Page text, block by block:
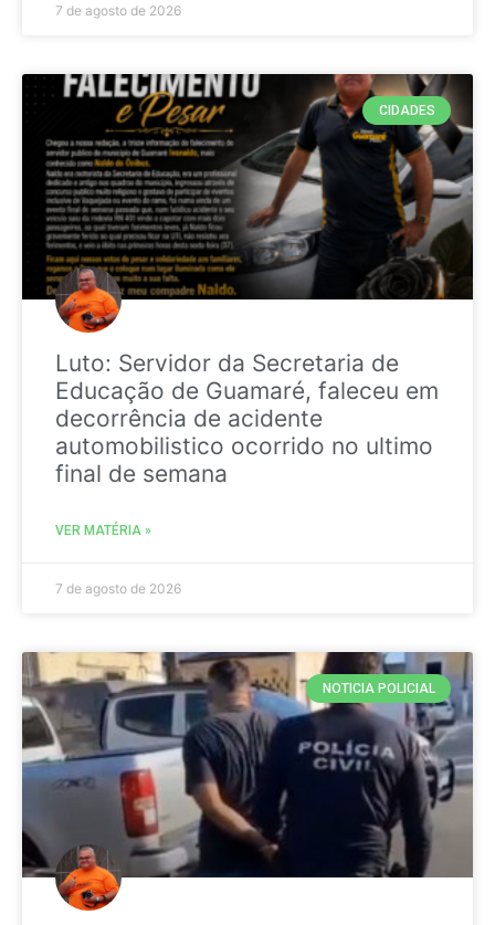
7 de agosto de 2026
CIDADES
Luto: Servidor da Secretaria de
Educação de Guamaré, faleceu em
decorrência de acidente
automobilistico ocorrido no ultimo
final de semana
VER MATÉRIA »
7 de agosto de 2026
NOTICIA POLICIAL